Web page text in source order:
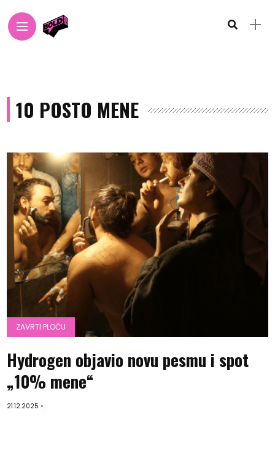
10 POSTO MENE
ZAVRTI PLOČU
Hydrogen objavio novu pesmu i spot
„10% mene“
21.12.2025